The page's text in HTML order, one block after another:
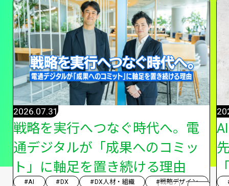
戦略を実行へつなぐ時代へ。電
通デジタルが「成果へのコミッ
ト」に軸足を置き続ける理由
2026.07.31
#AI #DX #DX人材・組織
#戦略デザイン